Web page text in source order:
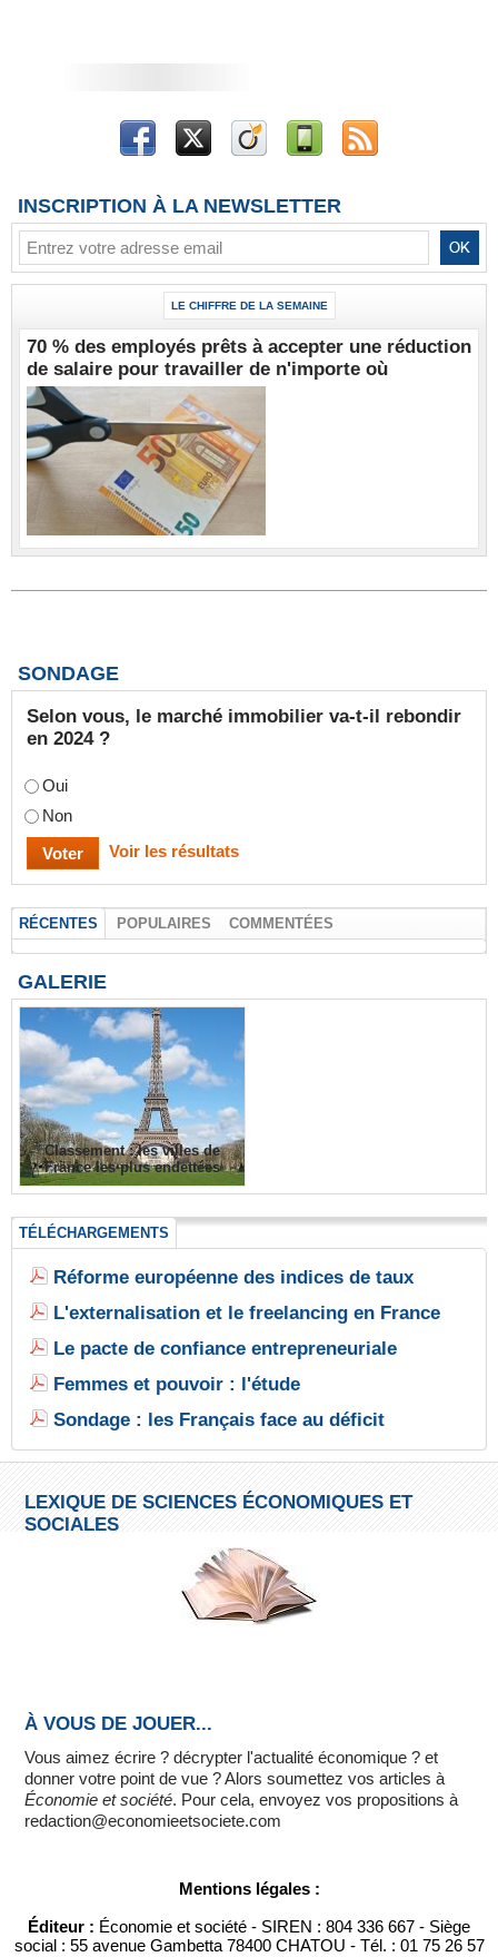
INSCRIPTION À LA NEWSLETTER
LE CHIFFRE DE LA SEMAINE
70 % des employés prêts à accepter une réduction
de salaire pour travailler de n'importe où
SONDAGE
Selon vous, le marché immobilier va-t-il rebondir
en 2024 ?
Oui
Non
Voir les résultats
RÉCENTES POPULAIRES COMMENTÉES
GALERIE
Classement : les villes de
France les plus endettées
TÉLÉCHARGEMENTS
Réforme européenne des indices de taux
L'externalisation et le freelancing en France
Le pacte de confiance entrepreneuriale
Femmes et pouvoir : l'étude
Sondage : les Français face au déficit
LEXIQUE DE SCIENCES ÉCONOMIQUES ET
SOCIALES
À VOUS DE JOUER...
Vous aimez écrire ? décrypter l'actualité économique ? et
donner votre point de vue ? Alors soumettez vos articles à
Économie et société. Pour cela, envoyez vos propositions à
redaction@economieetsociete.com
Mentions légales :
Éditeur : Économie et société - SIREN : 804 336 667 - Siège
social : 55 avenue Gambetta 78400 CHATOU - Tél. : 01 75 26 57